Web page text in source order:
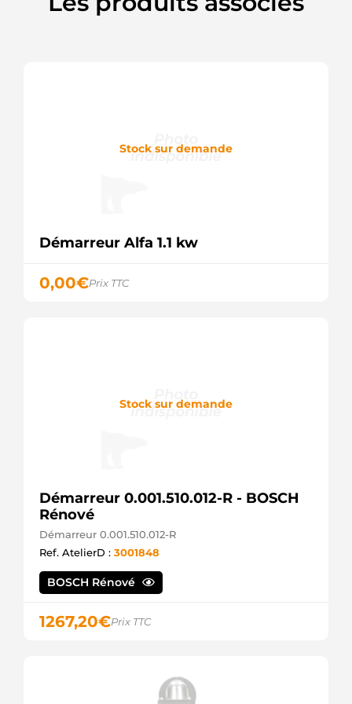
Stock sur demande
Démarreur Alfa 1.1 kw
0,00€Prix TTC
Stock sur demande
Démarreur 0.001.510.012-R - BOSCH
Rénové
Démarreur 0.001.510.012-R
Ref. AtelierD : 3001848
BOSCH Rénové
1267,20€Prix TTC